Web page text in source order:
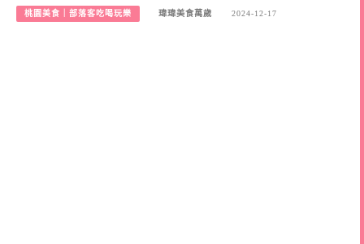
桃園美食｜部落客吃喝玩樂 瑋瑋美食萬歲 2024-12-17